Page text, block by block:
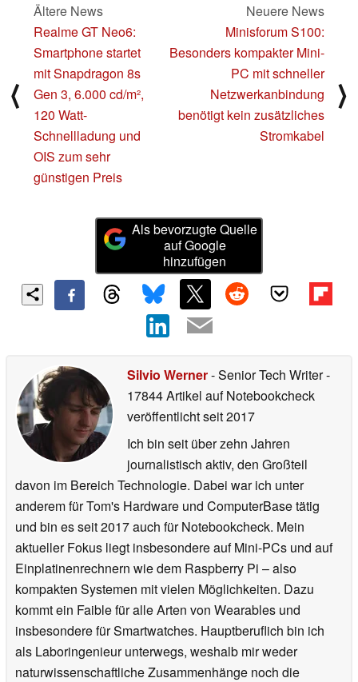
⟨
Ältere News
Realme GT Neo6:
Smartphone startet
mit Snapdragon 8s
Gen 3, 6.000 cd/m²,
120 Watt-
Schnellladung und
OIS zum sehr
günstigen Preis
Neuere News
Minisforum S100:
Besonders kompakter Mini-
PC mit schneller
Netzwerkanbindung
benötigt kein zusätzliches
Stromkabel
⟩
Als bevorzugte Quelle
auf Google
hinzufügen
Silvio Werner- Senior Tech Writer-
17844 Artikel auf Notebookcheck
veröffentlichtseit 2017
Ich bin seit über zehn Jahren
journalistisch aktiv, den Großteil
davon im Bereich Technologie. Dabei war ich unter
anderem für Tom's Hardware und ComputerBase tätig
und bin es seit 2017 auch für Notebookcheck. Mein
aktueller Fokus liegt insbesondere auf Mini-PCs und auf
Einplatinenrechnern wie dem Raspberry Pi – also
kompakten Systemen mit vielen Möglichkeiten. Dazu
kommt ein Faible für alle Arten von Wearables und
insbesondere für Smartwatches. Hauptberuflich bin ich
als Laboringenieur unterwegs, weshalb mir weder
naturwissenschaftliche Zusammenhänge noch die